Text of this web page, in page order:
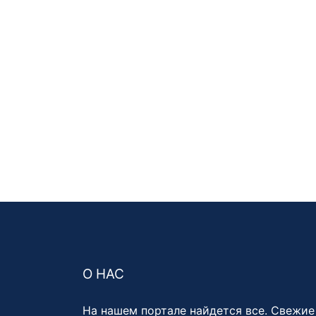
О НАС
На нашем портале найдется все. Свежие